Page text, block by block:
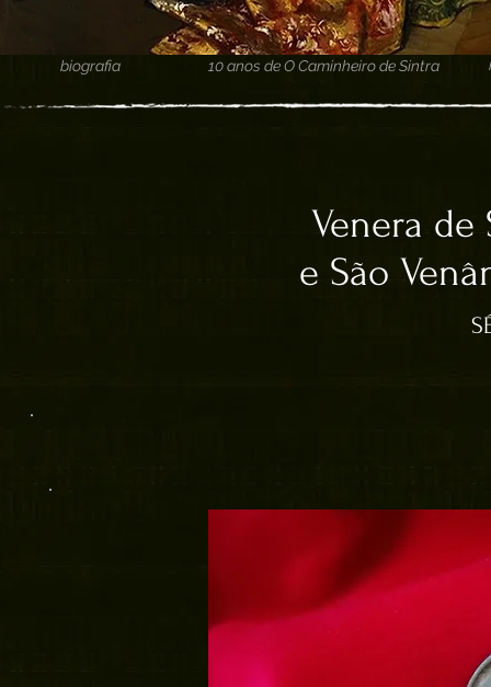
biografia 10 anos de O Caminheiro de Sintra
Venera
e São